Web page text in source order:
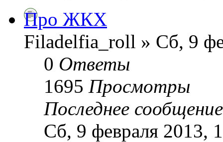
Про ЖКХ
Filadelfia_roll » Сб, 9
0 Ответы
1695 Просмотры
Последнее
Сб, 9 февраля 2013,